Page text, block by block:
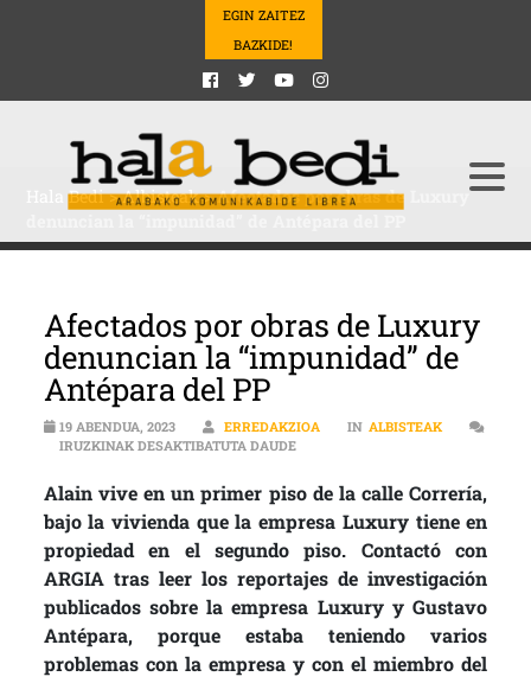
EGIN ZAITEZ
BAZKIDE!
Hala Bedi>Albisteak>Afectados por obras de Luxury
Afectados por obras de Luxury
denuncian la “impunidad” de
Antépara del PP
19 ABENDUA, 2023 ERREDAKZIOA IN ALBISTEAK
IRUZKINAK DESAKTIBATUTA DAUDEAFECTADOS POR OBRAS DE
Alain vive en un primer piso de la calle Correría,
bajo la vivienda que la empresa Luxury tiene en
propiedad en el segundo piso. Contactó con
ARGIA tras leer los reportajes de investigación
publicados sobre la empresa Luxury y Gustavo
Antépara, porque estaba teniendo varios
problemas con la empresa y con el miembro del